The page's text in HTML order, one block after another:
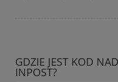
GDZIE JEST KOD
INPOST?